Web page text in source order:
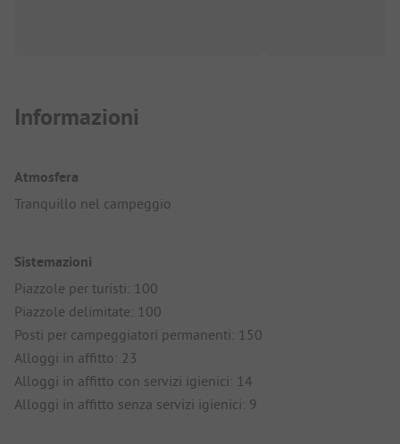
Informazioni
Atmosfera
Tranquillo nel campeggio
Sistemazioni
Piazzole per turisti: 100
Piazzole delimitate: 100
Posti per campeggiatori permanenti: 150
Alloggi in affitto: 23
Alloggi in affitto con servizi igienici: 14
Alloggi in affitto senza servizi igienici: 9